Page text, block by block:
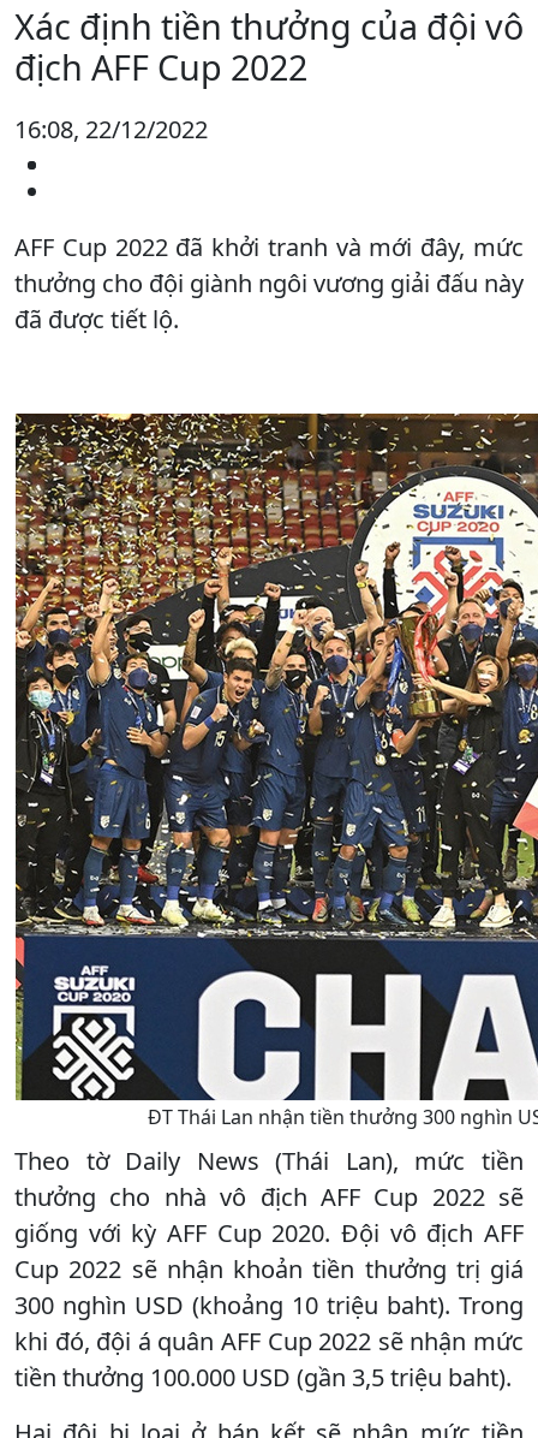
Xác định tiền thưởng của đội vô
địch AFF Cup 2022
16:08, 22/12/2022
AFF Cup 2022 đã khởi tranh và mới đây, mức
thưởng cho đội giành ngôi vương giải đấu này
đã được tiết lộ.
ĐT Thái Lan nhận tiền thưởng 300 nghìn
Theo tờ Daily News (Thái Lan), mức tiền
thưởng cho nhà vô địch AFF Cup 2022 sẽ
giống với kỳ AFF Cup 2020. Đội vô địch AFF
Cup 2022 sẽ nhận khoản tiền thưởng trị giá
300 nghìn USD (khoảng 10 triệu baht). Trong
khi đó, đội á quân AFF Cup 2022 sẽ nhận mức
tiền thưởng 100.000 USD (gần 3,5 triệu baht).